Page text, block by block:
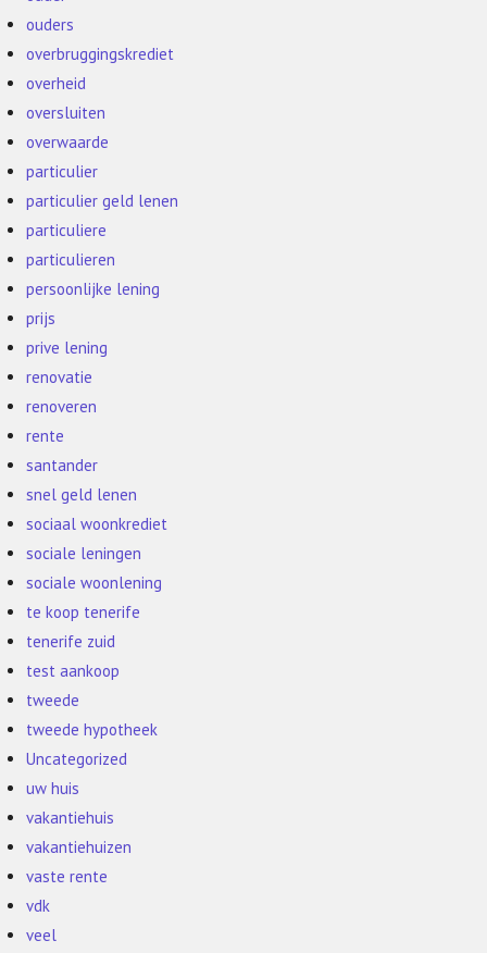
ouders
overbruggingskrediet
overheid
oversluiten
overwaarde
particulier
particulier geld lenen
particuliere
particulieren
persoonlijke lening
prijs
prive lening
renovatie
renoveren
rente
santander
snel geld lenen
sociaal woonkrediet
sociale leningen
sociale woonlening
te koop tenerife
tenerife zuid
test aankoop
tweede
tweede hypotheek
Uncategorized
uw huis
vakantiehuis
vakantiehuizen
vaste rente
vdk
veel